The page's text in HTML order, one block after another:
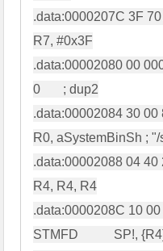
.data:0000207C 3F 70
R7, #0x3F
.data:00002080 00
0       ; dup2
.data:00002084 30 00
R0, aSystemBinSh ;
.data:00002088 04 40
R4, R4, R4
.data:0000208C 10
STMFD           SP!,